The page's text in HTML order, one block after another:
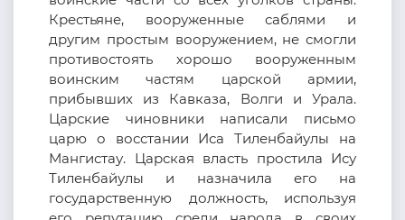
Крестьяне, вооруженные саблями и
другим простым вооружением, не смогли
противостоять хорошо вооруженным
воинским частям царской армии,
прибывших из Кавказа, Волги и Урала.
Царские чиновники написали письмо
царю о восстании Иса Тиленбайулы на
Мангистау. Царская власть простила Ису
Тиленбайулы и назначила его на
государственную должность, используя